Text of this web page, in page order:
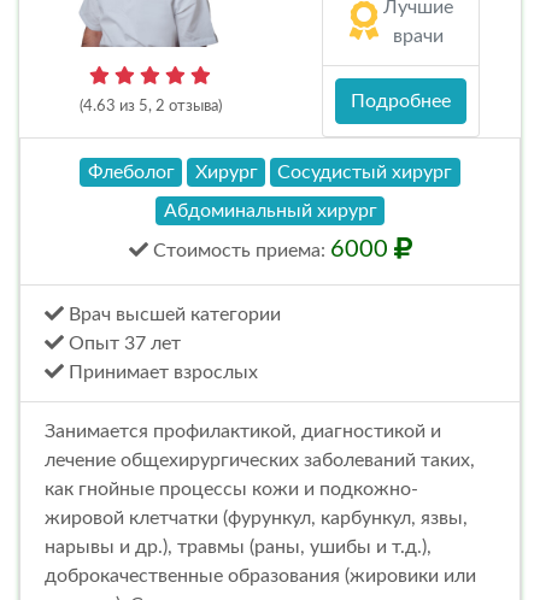
(4.63 из 5, 2 отзыва)
Лучшие
врачи
Подробнее
Флеболог Хирург
Сосудистый хирург
Абдоминальный хирург
Стоимость приема: 6000
Врач высшей категории
Опыт 37 лет
Принимает взрослых
Занимается профилактикой, диагностикой и
лечение общехирургических заболеваний таких,
как гнойные процессы кожи и подкожно-
жировой клетчатки (фурункул, карбункул, язвы,
нарывы и др.), травмы (раны, ушибы и т.д.),
доброкачественные образования (жировики или